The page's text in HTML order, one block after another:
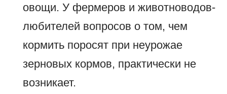
овощи. У фермеров и животноводов-
любителей вопросов о том, чем
кормить поросят при неурожае
зерновых кормов, практически не
возникает.